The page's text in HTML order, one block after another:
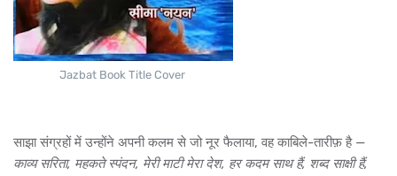
Jazbat Book Title Cover
साझा संग्रहों में उन्होंने अपनी कलम से जो नूर फैलाया, वह काबिले-तारीफ़ है —
काव्य सरिता, महकते स्पंदन, मेरी माटी मेरा देश, हर कदम साथ हैं, शब्द साक्षी हैं,